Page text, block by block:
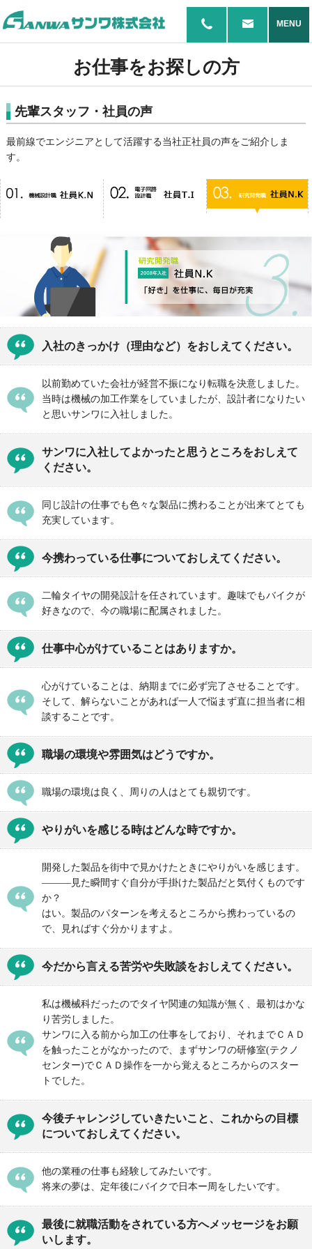
MENU
お仕事をお探しの方
先輩スタッフ・社員の声
最前線でエンジニアとして活躍する当社正社員の声をご紹介しま
す。
入社のきっかけ（理由など）をおしえてください。
以前勤めていた会社が経営不振になり転職を決意しました。
当時は機械の加工作業をしていましたが、設計者になりたい
と思いサンワに入社しました。
サンワに入社してよかったと思うところをおしえて
ください。
同じ設計の仕事でも色々な製品に携わることが出来てとても
充実しています。
今携わっている仕事についておしえてください。
二輪タイヤの開発設計を任されています。趣味でもバイクが
好きなので、今の職場に配属されました。
仕事中心がけていることはありますか。
心がけていることは、納期までに必ず完了させることです。
そして、解らないことがあれば一人で悩まず直に担当者に相
談することです。
職場の環境や雰囲気はどうですか。
職場の環境は良く、周りの人はとても親切です。
やりがいを感じる時はどんな時ですか。
開発した製品を街中で見かけたときにやりがいを感じます。
―――見た瞬間すぐ自分が手掛けた製品だと気付くものです
か？
はい。製品のパターンを考えるところから携わっているの
で、見ればすぐ分かりますよ。
今だから言える苦労や失敗談をおしえてください。
私は機械科だったのでタイヤ関連の知識が無く、最初はかな
り苦労しました。
サンワに入る前から加工の仕事をしており、それまでＣＡＤ
を触ったことがなかったので、まずサンワの研修室(テクノ
センター)でＣＡＤ操作を一から覚えるところからのスター
トでした。
今後チャレンジしていきたいこと、これからの目標
についておしえてください。
他の業種の仕事も経験してみたいです。
将来の夢は、定年後にバイクで日本ー周をしたいです。
最後に就職活動をされている方へメッセージをお願
いします。